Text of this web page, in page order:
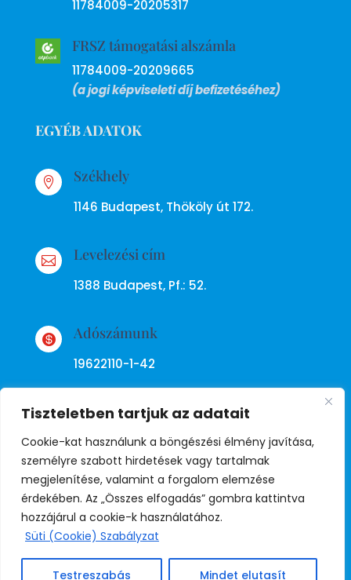
Tiszteletben tartjuk az adatait
Cookie-kat használunk a böngészési élmény javítása,
személyre szabott hirdetések vagy tartalmak
megjelenítése, valamint a forgalom elemzése
érdekében. Az „Összes elfogadás” gombra kattintva
hozzájárul a cookie-k használatához.
Süti (Cookie) Szabályzat
Testreszabás Mindet elutasít
11784009-20205317
FRSZ támogatási alszámla
11784009-20209665
(a jogi képviseleti díj befizetéséhez)
EGYÉB ADATOK
 Székhely
1146 Budapest, Thököly út 172.
 Levelezési cím
1388 Budapest, Pf.: 52.
 Adószámunk
19622110-1-42
Adatkezelési tájékoztató
© Copyright Független Rendőr
Szakszervezet